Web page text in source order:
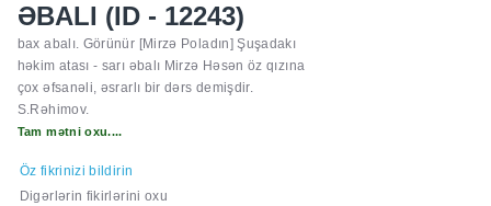
ƏBALI (ID - 12243)
bax abalı. Görünür [Mirzə Poladın] Şuşadakı
həkim atası - sarı əbalı Mirzə Həsən öz qızına
çox əfsanəli, əsrarlı bir dərs demişdir.
S.Rəhimov.
Tam mətni oxu....
Öz fikrinizi bildirin
Digərlərin fikirlərini oxu